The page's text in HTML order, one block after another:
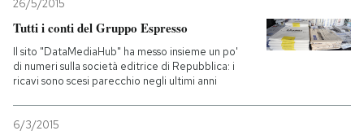
26/5/2015
Tutti i conti del Gruppo Espresso
Il sito "DataMediaHub" ha messo insieme un po'
di numeri sulla società editrice di Repubblica: i
ricavi sono scesi parecchio negli ultimi anni
6/3/2015